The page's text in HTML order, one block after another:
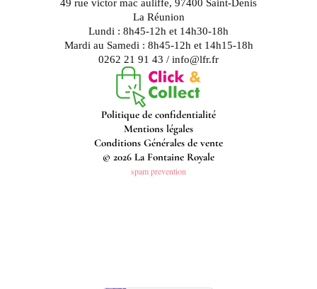
49 rue victor mac auliffe, 97400 Saint-Denis
La Réunion
Lundi : 8h45-12h et 14h30-18h
Mardi au Samedi : 8h45-12h et 14h15-18h
0262 21 91 43 / info@lfr.fr
Politique de confidentialité
Mentions légales
Conditions Générales de vente
© 2026 La Fontaine Royale
spam prevention